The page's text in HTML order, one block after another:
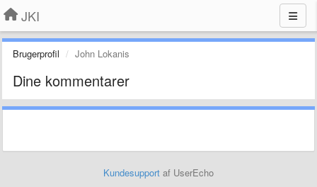
JKI
Brugerprofil John Lokanis
Dine kommentarer
Kundesupport af UserEcho